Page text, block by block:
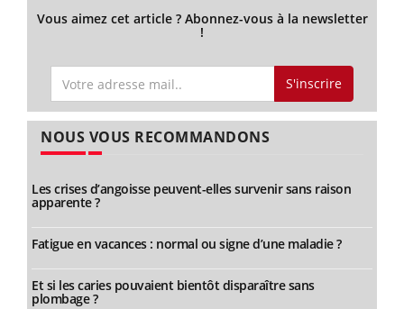
Vous aimez cet article ? Abonnez-vous à la newsletter
!
S'inscrire
NOUS VOUS RECOMMANDONS
Les crises d’angoisse peuvent-elles survenir sans raison
apparente ?
Fatigue en vacances : normal ou signe d’une maladie ?
Et si les caries pouvaient bientôt disparaître sans
plombage ?